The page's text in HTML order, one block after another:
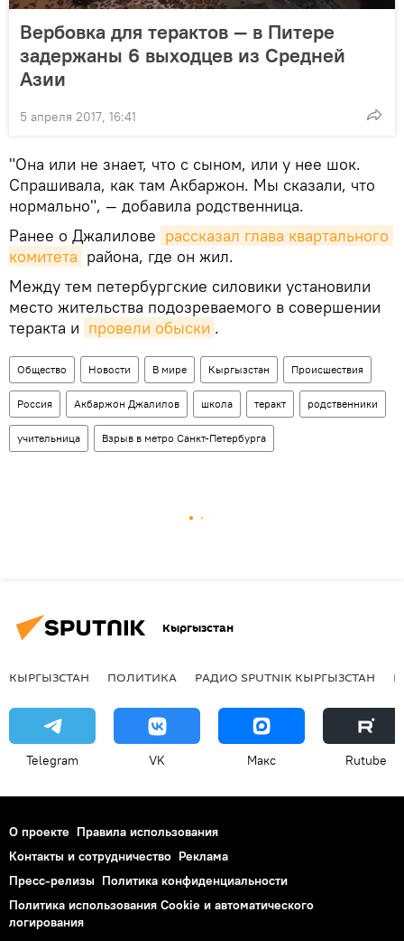
Вербовка для терактов — в Питере
задержаны 6 выходцев из Средней
Азии
5 апреля 2017, 16:41
"Она или не знает, что с сыном, или у нее шок.
Спрашивала, как там Акбаржон. Мы сказали, что
нормально", — добавила родственница.
Ранее о Джалилове рассказал глава квартального
комитета района, где он жил.
Между тем петербургские силовики установили
место жительства подозреваемого в совершении
теракта и провели обыски .
Общество Новости В мире Кыргызстан Происшествия
Россия Акбаржон Джалилов школа теракт родственники
учительница Взрыв в метро Санкт-Петербурга
Кыргызстан
КЫРГЫЗСТАН ПОЛИТИКА РАДИО SPUTNIK КЫРГЫЗСТАН
Telegram VK Макс Rutube
О проекте Правила использования
Контакты и сотрудничество Реклама
Пресс-релизы Политика конфиденциальности
Политика использования Cookie и автоматического
логирования